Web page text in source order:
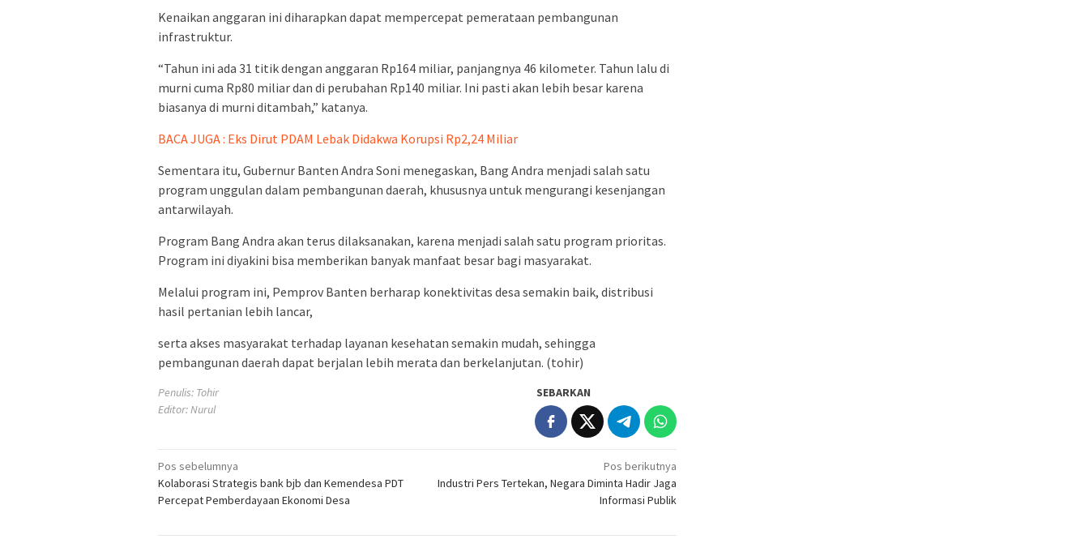
Kenaikan anggaran ini diharapkan dapat mempercepat pemerataan pembangunan
infrastruktur.
“Tahun ini ada 31 titik dengan anggaran Rp164 miliar, panjangnya 46 kilometer. Tahun lalu di
murni cuma Rp80 miliar dan di perubahan Rp140 miliar. Ini pasti akan lebih besar karena
biasanya di murni ditambah,” katanya.
BACA JUGA : Eks Dirut PDAM Lebak Didakwa Korupsi Rp2,24 Miliar
Sementara itu, Gubernur Banten Andra Soni menegaskan, Bang Andra menjadi salah satu
program unggulan dalam pembangunan daerah, khususnya untuk mengurangi kesenjangan
antarwilayah.
Program Bang Andra akan terus dilaksanakan, karena menjadi salah satu program prioritas.
Program ini diyakini bisa memberikan banyak manfaat besar bagi masyarakat.
Melalui program ini, Pemprov Banten berharap konektivitas desa semakin baik, distribusi
hasil pertanian lebih lancar,
serta akses masyarakat terhadap layanan kesehatan semakin mudah, sehingga
pembangunan daerah dapat berjalan lebih merata dan berkelanjutan. (tohir)
Penulis: Tohir
Editor: Nurul
SEBARKAN
Navigasi
pos
Pos sebelumnya
Kolaborasi Strategis bank bjb dan Kemendesa PDT
Percepat Pemberdayaan Ekonomi Desa
Pos berikutnya
Industri Pers Tertekan, Negara Diminta Hadir Jaga
Informasi Publik